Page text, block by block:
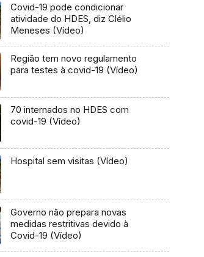
Covid-19 pode condicionar
atividade do HDES, diz Clélio
Meneses (Vídeo)
Região tem novo regulamento
para testes à covid-19 (Vídeo)
70 internados no HDES com
covid-19 (Vídeo)
Hospital sem visitas (Vídeo)
Governo não prepara novas
medidas restritivas devido à
Covid-19 (Vídeo)